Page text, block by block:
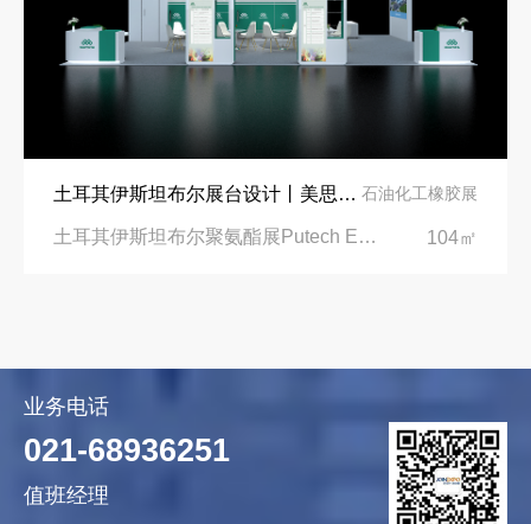
土耳其伊斯坦布尔展台设计丨美思德创新产品，打造聚氨酯行业标杆 石油化工橡胶展
土耳其伊斯坦布尔聚氨酯展Putech Eurasia|土耳其国际会展中心 104㎡
业务电话
021-68936251
值班经理